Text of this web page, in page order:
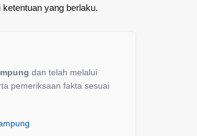
yang berlaku.
dan telah melalui
pemeriksaan fakta sesuai